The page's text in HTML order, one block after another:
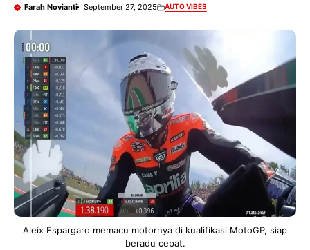
Farah Novianti September 27, 2025 AUTO VIBES
Aleix Espargaro memacu motornya di kualifikasi MotoGP, siap
beradu cepat.